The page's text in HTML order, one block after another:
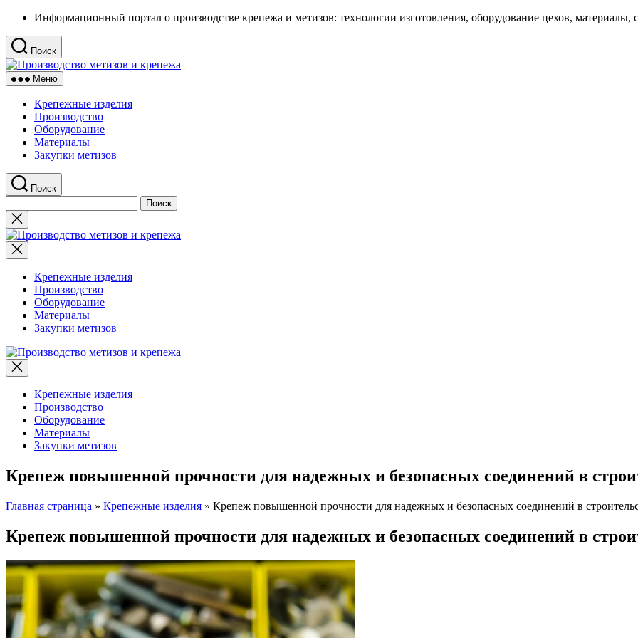
Перейти
содержимому
Информационный портал о производстве крепежа и метизов: технологии изготовления, оборудование цехов, материалы,
Поиск
Меню
Крепежные изделия
Производство
Оборудование
Материалы
Закупки метизов
Поиск
Закрыть
поиск
Крепежные изделия
Производство
Оборудование
Материалы
Закупки метизов
Крепежные изделия
Производство
Оборудование
Материалы
Закупки метизов
Крепеж повышенной прочности для надежных и безопасных соединений в
Главная страница » Крепежные изделия » Крепеж повышенной прочности для надежных и безопасных соединений в
Крепеж повышенной прочности для надежных и безопасных соединений в